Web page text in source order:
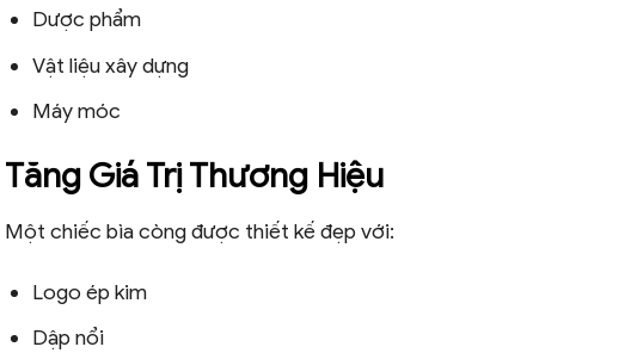
Dược phẩm
Vật liệu xây dựng
Máy móc
Tăng Giá Trị Thương Hiệu
Một chiếc bìa còng được thiết kế đẹp với:
Logo ép kim
Dập nổi